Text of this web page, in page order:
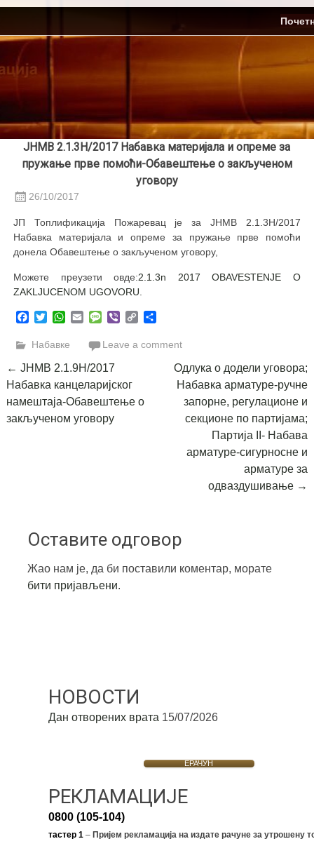
Skip
content
ЈНМВ 2.1.3Н/2017 Набавка материјала и опреме за
пружање прве помоћи-Обавештење о закљученом
уговору
26/10/2017
ЈП Топлификација Пожаревац је за ЈНМВ 2.1.3Н/2017
Набавка материјала и опреме за пружање прве помоћи
донела Обавештење о закљученом уговору,
Можете преузети овде:2.1.3n 2017 OBAVESTENJE O
ZAKLJUCENOM UGOVORU.
Facebook
TwitterWhatsApp
EmailMessage
ViberCopy
Набавке Leave a comment
Post
navigation
← ЈНМВ 2.1.9Н/2017
Набавка канцеларијског
намештаја-Обавештење о
закљученом уговору
Одлука о додели уговора;
Набавка арматуре-ручне
запорне, регулационе и
секционе по партијама;
Партија II- Набава
арматуре-сигурносне и
арматуре за
одваздушивање →
Оставите одговор
Жао нам је, да би поставили коментар, морате
бити пријављени.
НОВОСТИ
Дан отворених врата 15/07/2026
ЕРАЧУН
РЕКЛАМАЦИЈЕ
0800 (105-104)
тастер 1–Пријем рекламација на издате рачуне за утрошену